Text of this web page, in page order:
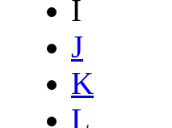
I
J
K
L